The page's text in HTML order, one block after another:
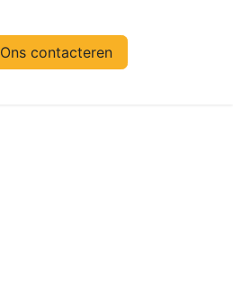
Ons contacteren